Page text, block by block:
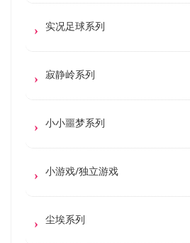
实况足球系列
寂静岭系列
小小噩梦系列
小游戏/独立游戏
尘埃系列